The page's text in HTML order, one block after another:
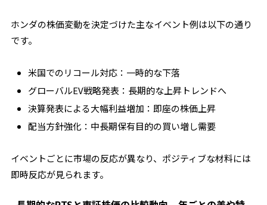
ホンダの株価変動を決定づけた主なイベント例は以下の通り
です。
米国でのリコール対応：一時的な下落
グローバルEV戦略発表：長期的な上昇トレンドへ
決算発表による大幅利益増加：即座の株価上昇
配当方針強化：中長期保有目的の買い増し需要
イベントごとに市場の反応が異なり、ポジティブな材料には
即時反応が見られます。